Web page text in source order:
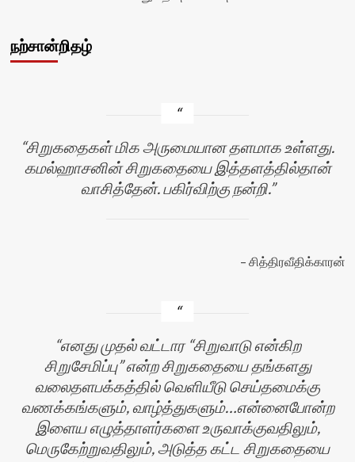
நற்சான்றிதழ்
சிறுகதைகள் மிக அருமையான தளமாக உள்ளது.
கமல்ஹாசனின் சிறுகதையை இத்தளத்தில்தான்
வாசித்தேன். பகிர்விற்கு நன்றி.
சித்திரவீதிக்காரன்
எனது முதல் வட்டார “சிறுவாடு என்கிற
சிறுசேமிப்பு” என்ற சிறுகதையை தங்களது
வலைதளபக்கத்தில் வெளியீடு செய்தமைக்கு
வணக்கங்களும், வாழ்த்துகளும்…என்னைபோன்ற
இளைய எழுத்தாளர்களை உருவாக்குவதிலும்,
மெருகேற்றுவதிலும், அடுத்த கட்ட சிறுகதையை